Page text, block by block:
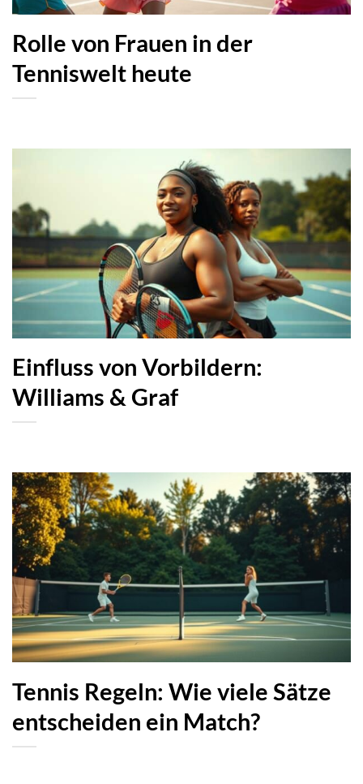
Rolle von Frauen in der
Tenniswelt heute
Einfluss von Vorbildern:
Williams & Graf
Tennis Regeln: Wie viele Sätze
entscheiden ein Match?